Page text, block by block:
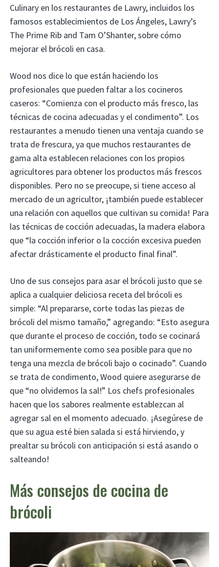
Culinary en los restaurantes de Lawry, incluidos los
famosos establecimientos de Los Ángeles, Lawry’s
The Prime Rib and Tam O’Shanter, sobre cómo
mejorar el brócoli en casa.
Wood nos dice lo que están haciendo los
profesionales que pueden faltar a los cocineros
caseros: “Comienza con el producto más fresco, las
técnicas de cocina adecuadas y el condimento”. Los
restaurantes a menudo tienen una ventaja cuando se
trata de frescura, ya que muchos restaurantes de
gama alta establecen relaciones con los propios
agricultores para obtener los productos más frescos
disponibles. Pero no se preocupe, si tiene acceso al
mercado de un agricultor, ¡también puede establecer
una relación con aquellos que cultivan su comida! Para
las técnicas de cocción adecuadas, la madera elabora
que “la cocción inferior o la cocción excesiva pueden
afectar drásticamente el producto final final”.
Uno de sus consejos para asar el brócoli justo que se
aplica a cualquier deliciosa receta del brócoli es
simple: “Al prepararse, corte todas las piezas de
brócoli del mismo tamaño,” agregando: “Esto asegura
que durante el proceso de cocción, todo se cocinará
tan uniformemente como sea posible para que no
tenga una mezcla de brócoli bajo o cocinado”. Cuando
se trata de condimento, Wood quiere asegurarse de
que “no olvidemos la sal!” Los chefs profesionales
hacen que los sabores realmente establezcan al
agregar sal en el momento adecuado. ¡Asegúrese de
que su agua esté bien salada si está hirviendo, y
prealtar su brócoli con anticipación si está asando o
salteando!
Más consejos de cocina de
brócoli